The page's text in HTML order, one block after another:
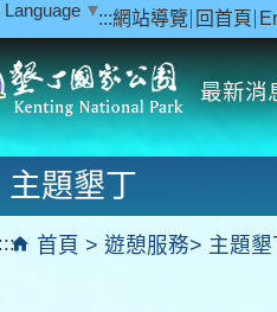
:::網站導覽 回首頁
Language ▼
最新消
::: 首頁 遊憩服務 主題墾
主題墾丁